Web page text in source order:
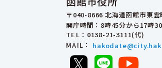
〒040-8666 北海道函館市東
開庁時間：8時45分から17時
TEL ：0138-21-3111(代)
MAIL ：